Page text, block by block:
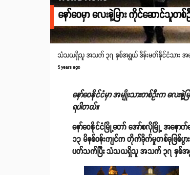
နော်ဝေမှာ လေးနဲ့မြား ကိုင်ဆောင်သူ
သံသယရှိသူ အသက် ၃၇ နှစ်အရွယ် ဒိန်းမတ်နိုင်ငံသား အမျို
5 years ago
နော်‌ဝေနိုင်ငံမှာ အမျိုးသားတစ်ဦးက လေး
ရပါတယ်။
နော်ဝေနိုင်ငံမြို့တော် အော်စလိုမြို့ အနော
၁၃ မိနစ်ဝန်းကျင်က တိုက်ခိုက်မှုတစ်ခုဖြစ်
ပတ်သက်ပြီး သံသယရှိသူ အသက် ၃၇ နှစ်အရွယ်